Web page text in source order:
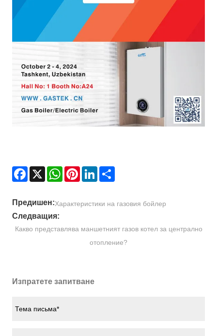
Facebook
X WhatsAppPinterestLinkedIn
Предишен:Характеристики на газовия бойлер
Следващия:
Какво представлява маншетният газов котел за централно
отопление?
Изпратете запитване